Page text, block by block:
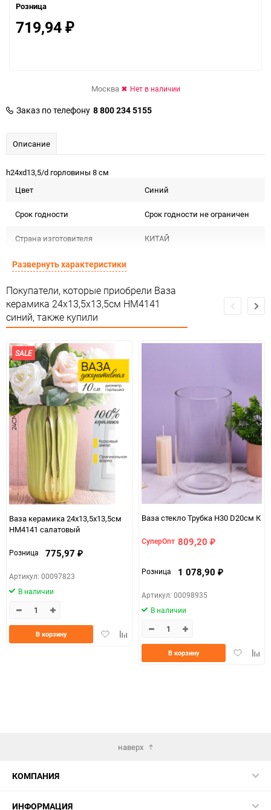
Розница
719,94 ₽
Москва Нет в наличии
Заказ по телефону 8 800 234 5155
Описание
h24хd13,5/d горловины 8 см
Цвет
Синий
Срок годности Срок годности не ограничен
Страна изготовителя КИТАЙ
Предназначение товара
Сертификация Не подлежит сертификации
Особые условия Особых условий не требует
Количество в коробке
Единица измерения
Развернуть характеристики
Покупатели, которые приобрели Ваза
керамика 24х13,5х13,5см HM4141
синий, также купили
SALE
Ваза керамика 24х13,5х13,5см
HM4141 салатовый
Розница 775,97 ₽
Артикул: 00097823
В наличии
ДобавитьДобавить
В корзину
Ваза стекло Трубка H30 D20см К
СуперОпт 809,20 ₽
Розница 1 078,90 ₽
Артикул: 00098935
В наличии
Добавить
В корзину
наверх
КОМПАНИЯ
ИНФОРМАЦИЯ